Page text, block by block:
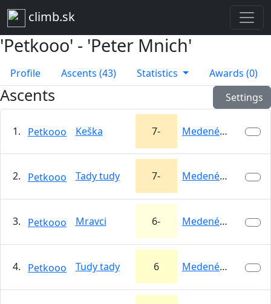
climb.sk
'Petkooo' - 'Peter Mnich'
Profile Ascents (43) Statistics Awards (0)
Ascents Settings
1. Petkooo Keška 7- Medené Hámre
2. Petkooo Tady tudy 7- Medené Hámre
3. Petkooo Mravci 6- Medené Hámre
4. Petkooo Tudy tady 6 Medené Hámre